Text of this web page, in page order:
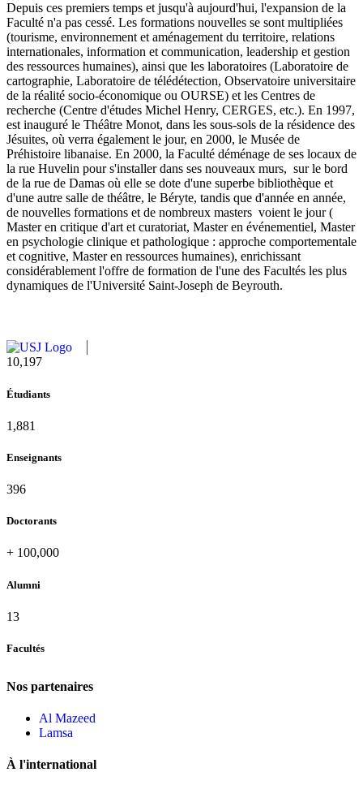
Depuis ces premiers temps et jusqu'à aujourd'hui, l'expansion de la
Faculté n'a pas cessé. Les formations nouvelles se sont multipliées
(tourisme, environnement et aménagement du territoire, relations
internationales, information et communication, leadership et gestion
des ressources humaines), ainsi que les laboratoires (Laboratoire de
cartographie, Laboratoire de télédétection, Observatoire universitaire
de la réalité socio-économique ou OURSE) et les Centres de
recherche (Centre d'études Michel Henry, CERGES, etc.). En 1997,
est inauguré le Théâtre Monot, dans les sous-sols de la résidence des
Jésuites, où verra également le jour, en 2000, le Musée de
Préhistoire libanaise. En 2000, la Faculté déménage de ses locaux de
la rue Huvelin pour s'installer dans ses nouveaux murs, sur le bord
de la rue de Damas où elle se dote d'une superbe bibliothèque et
d'une autre salle de théâtre, le Béryte, tandis que d'année en année,
de nouvelles formations et de nombreux masters voient le jour (
Master en critique d'art et curatoriat, Master en événementiel, Master
en psychologie clinique et pathologique : approche comportementale
et cognitive, Master en ressources humaines), enrichissant
considérablement l'offre de formation de l'une des Facultés les plus
dynamiques de l'Université Saint-Joseph de Beyrouth.
11,124
Étudiants
2,052
Enseignants
432
Doctorants
+ 100,000
Alumni
13
Facultés
Nos partenaires
Al Mazeed
Lamsa
À l'international